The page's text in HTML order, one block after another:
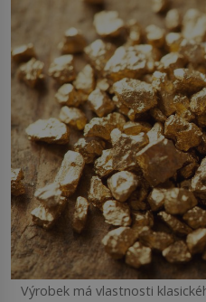
Výrobek má vlastnosti